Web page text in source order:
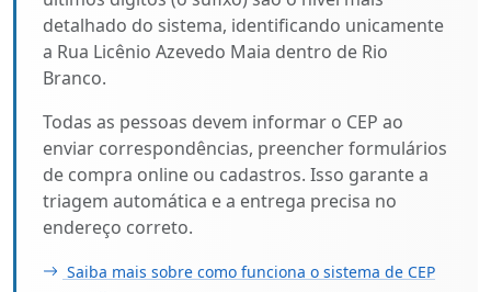
detalhado do sistema, identificando unicamente
a Rua Licênio Azevedo Maia dentro de Rio
Branco.
Todas as pessoas devem informar o CEP ao
enviar correspondências, preencher formulários
de compra online ou cadastros. Isso garante a
triagem automática e a entrega precisa no
endereço correto.
Saiba mais sobre como funciona o sistema de CEP